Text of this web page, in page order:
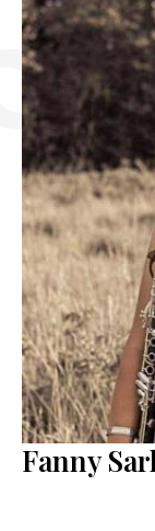
ACCUEIL
Fanny